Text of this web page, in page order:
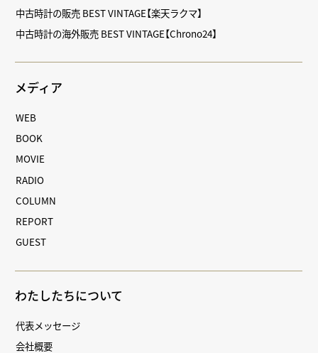
中古時計の販売 BEST VINTAGE【楽天ラクマ】
中古時計の海外販売 BEST VINTAGE【Chrono24】
メディア
WEB
BOOK
MOVIE
RADIO
COLUMN
REPORT
GUEST
わたしたちについて
代表メッセージ
会社概要